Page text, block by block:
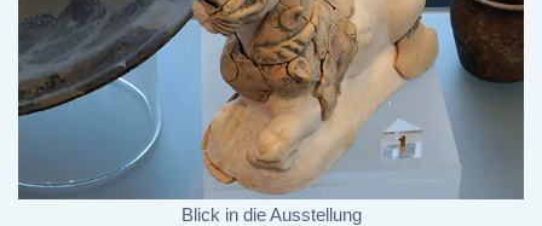
Blick in die Ausstellung